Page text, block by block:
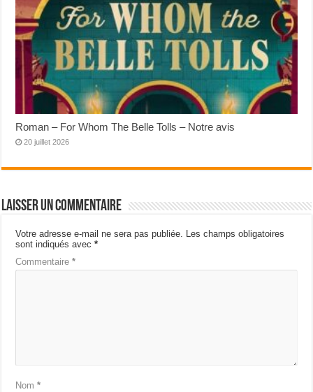
Roman – For Whom The Belle Tolls – Notre avis
20 juillet 2026
Laisser un commentaire
Votre adresse e-mail ne sera pas publiée. Les champs obligatoires
sont indiqués avec*
Commentaire*
Nom*